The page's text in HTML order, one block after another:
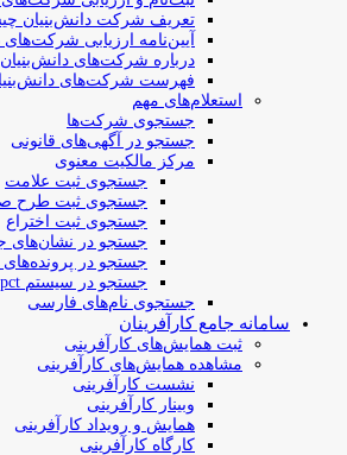
تعریف شرکت دانش‌بنیان
آیین‌نامه ارزیابی شرکت‌های
درباره شرکت‌های دانش‌بنیان
فهرست شرکت‌های
استعلام‌های مهم
جستجوی شرکت‌ها
جستجو در آگهی‌های قانونی
مرکز مالکیت معنوی
جستجوی ثبت علامت
جستجوی ثبت طرح
جستجوی ثبت اختراع
جستجو در نشان‌های
جستجو در
جستجو در سیستم pct
جستجوی نام‌های فارسی
سامانه جامع کارآفرینان
ثبت همایش‌های کارآفرینی
مشاهده همایش‌های کارآفرینی
نشست کارآفرینی
وبینار کارآفرینی
همایش و رویداد کارآفرینی
کارگاه کارآفرینی